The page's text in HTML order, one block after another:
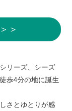
＞
リーズ、シーズ
歩4分の地に誕生
さとゆとりが感